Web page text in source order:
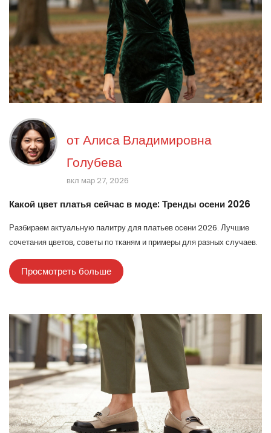
отАлиса Владимировна
Голубева
вкл мар 27, 2026
Какой цвет платья сейчас в моде: Тренды осени 2026
Разбираем актуальную палитру для платьев осени 2026. Лучшие
сочетания цветов, советы по тканям и примеры для разных случаев.
Просмотреть больше